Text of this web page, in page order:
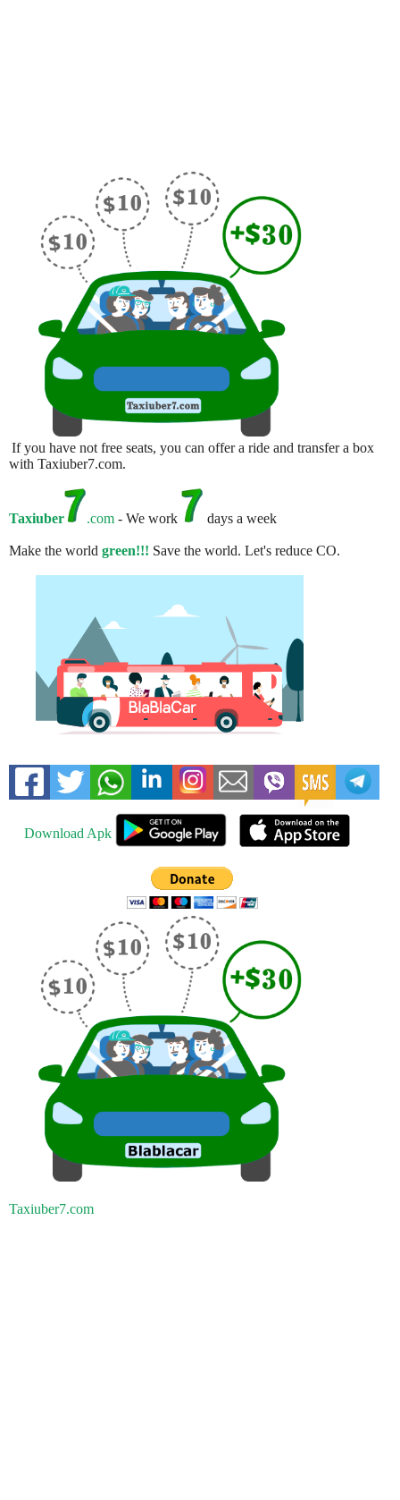
If you have not free seats, you can offer a ride and transfer a box
with Taxiuber7.com.
Taxiuber .com - We work days a week
Make the world green!!! Save the world. Let's reduce CO.
Download Apk
Taxiuber7.com